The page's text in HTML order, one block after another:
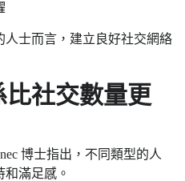
士而言，建立良好社交網絡
比社交數量更
博士指出，不同類型的人
滿足感。